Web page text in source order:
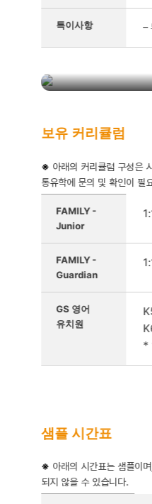
특이사항 –
GS어
1:1개인별 맞
보유 커리큘럼
※ 아래의 커리큘럼 구성은
통유학에 문의 및 확인이 필
FAMILY -
Junior
FAMILY -
Guardian
GS 영어
유치원
*
샘플 시간표
※ 아래의 시간표는 샘플이
되지 않을 수 있습니다.